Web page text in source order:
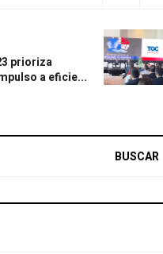
prioriza
a eficie...
BUSCAR